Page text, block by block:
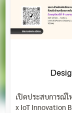
เปิดประสบการณ์ใ
x IoT Innovation